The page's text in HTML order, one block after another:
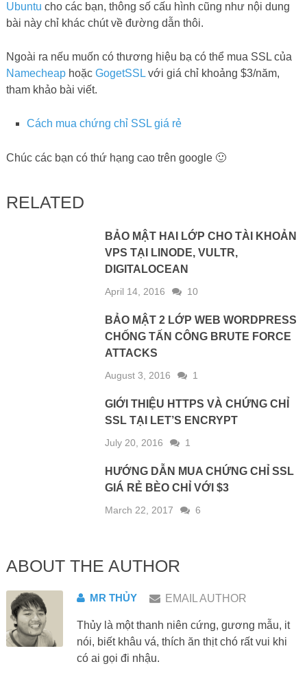
Ubuntu cho các bạn, thông số cấu hình cũng như nội dung
bài này chỉ khác chút về đường dẫn thôi.
Ngoài ra nếu muốn có thương hiệu bạ có thể mua SSL của
Namecheaphoặc GogetSSLvới giá chỉ khoảng $3/năm,
tham khảo bài viết.
Cách mua chứng chỉ SSL giá rẻ
Chúc các bạn có thứ hạng cao trên google 🙂
RELATED
BẢO MẬT HAI LỚP CHO TÀI KHOẢN
VPS TẠI LINODE, VULTR,
DIGITALOCEAN
April 14, 2016 10
BẢO MẬT 2 LỚP WEB WORDPRESS
CHỐNG TẤN CÔNG BRUTE FORCE
ATTACKS
August 3, 2016 1
GIỚI THIỆU HTTPS VÀ CHỨNG CHỈ
SSL TẠI LET’S ENCRYPT
July 20, 2016 1
HƯỚNG DẪN MUA CHỨNG CHỈ SSL
GIÁ RẺ BÈO CHỈ VỚI $3
March 22, 2017 6
ABOUT THE AUTHOR
MR THỦY EMAIL AUTHOR
Thủy là một thanh niên cứng, gương mẫu, it
nói, biết khâu vá, thích ăn thịt chó rất vui khi
có ai gọi đi nhậu.